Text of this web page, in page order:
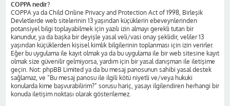
COPPA nedir?
COPPA ya da Child Online Privacy and Protection Act of 1998, Birleşik
Devletlerde web sitelerinin 13 yaşından küçüklerin ebeveynlerinden
potansiyel bilgi toplayabilmek için yazılı izin almayı gerekli tutan bir
kanundur, ya da başka bir deyişle yasal veli/vasi onay şeklidir, veliler 13
yaşından küçüklerden kişisel kimlik bilgilerinin toplanması için izin verirler.
Eğer bu uygulama ile kayıt olmak ya da bu uygulama ile bir web sitesine kayıt
olmak size güvenilir gelmiyorsa, yardım için bir yasal danışman ile iletişime
geçin. Not: phpBB Limited ya da bu mesaj panosunun sahibi yasal destek
sağlamaz, ve “Bu mesaj panosu ile ilgili kötü niyetli ve/veya hukuki
konularda kime başvurabilirim?” sorusu hariç, yasayı ilgilendiren herhangi bir
konuda iletişim noktası olarak gösterilemez.